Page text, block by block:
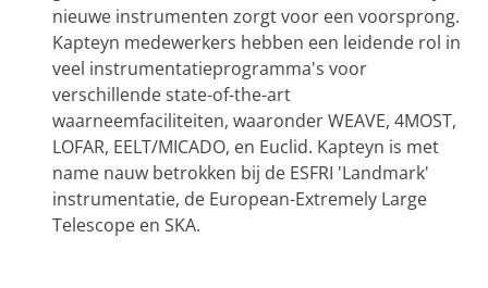
nieuwe instrumenten zorgt voor een voorsprong.
Kapteyn medewerkers hebben een leidende rol in
veel instrumentatieprogramma's voor
verschillende state-of-the-art
waarneemfaciliteiten, waaronder WEAVE, 4MOST,
LOFAR, EELT/MICADO, en Euclid. Kapteyn is met
name nauw betrokken bij de ESFRI 'Landmark'
instrumentatie, de European-Extremely Large
Telescope en SKA.